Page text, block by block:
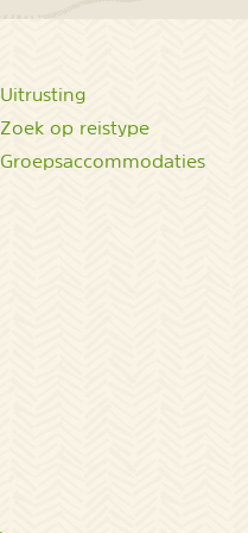
Uitrusting
Zoek op reistype
Groepsaccommodaties